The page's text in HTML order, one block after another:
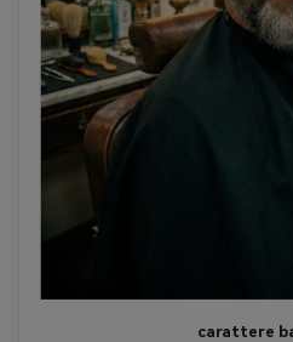
carattere